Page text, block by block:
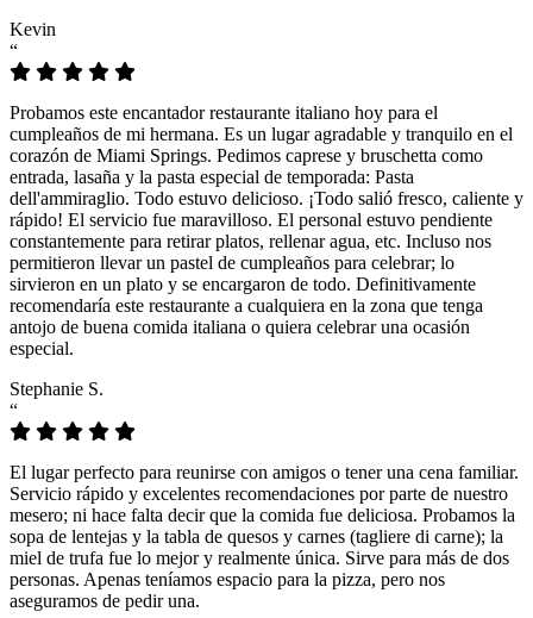
Kevin
“
Probamos este encantador restaurante italiano hoy para el
cumpleaños de mi hermana. Es un lugar agradable y tranquilo en el
corazón de Miami Springs. Pedimos caprese y bruschetta como
entrada, lasaña y la pasta especial de temporada: Pasta
dell'ammiraglio. Todo estuvo delicioso. ¡Todo salió fresco, caliente y
rápido! El servicio fue maravilloso. El personal estuvo pendiente
constantemente para retirar platos, rellenar agua, etc. Incluso nos
permitieron llevar un pastel de cumpleaños para celebrar; lo
sirvieron en un plato y se encargaron de todo. Definitivamente
recomendaría este restaurante a cualquiera en la zona que tenga
antojo de buena comida italiana o quiera celebrar una ocasión
especial.
Stephanie S.
“
El lugar perfecto para reunirse con amigos o tener una cena familiar.
Servicio rápido y excelentes recomendaciones por parte de nuestro
mesero; ni hace falta decir que la comida fue deliciosa. Probamos la
sopa de lentejas y la tabla de quesos y carnes (tagliere di carne); la
miel de trufa fue lo mejor y realmente única. Sirve para más de dos
personas. Apenas teníamos espacio para la pizza, pero nos
aseguramos de pedir una.